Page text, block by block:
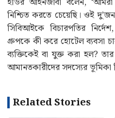
নিশ্চিত করতে চেয়েছি। ওই
সিবিআইকে বিচারপতির
গ্রুপকে কী করে হোটেল ব্যবসা
ব্যক্তিকেই বা যুক্ত করা হল?
আমানতকারীদের সদস্যের ভূমিকা
Related Stories